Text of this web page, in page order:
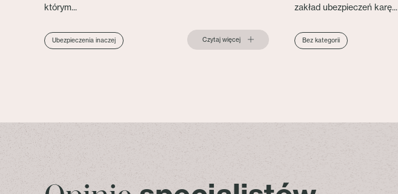
którym...
Ubezpieczenia inaczej Czytaj więcej
zakład ubezpieczeń karę...
Bez kategorii